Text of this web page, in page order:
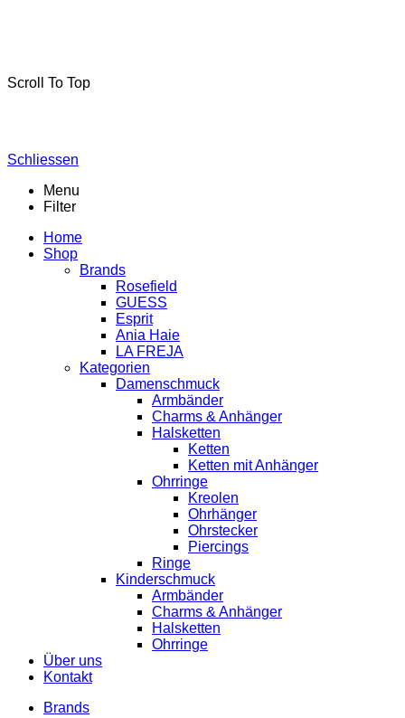
Scroll To Top
Schliessen
Menu
Filter
Home
Shop
Brands
Rosefield
GUESS
Esprit
Ania Haie
LA FREJA
Kategorien
Damenschmuck
Armbänder
Charms & Anhänger
Halsketten
Ketten
Ketten mit Anhänger
Ohrringe
Kreolen
Ohrhänger
Ohrstecker
Piercings
Ringe
Kinderschmuck
Armbänder
Charms & Anhänger
Halsketten
Ohrringe
Über uns
Kontakt
Brands